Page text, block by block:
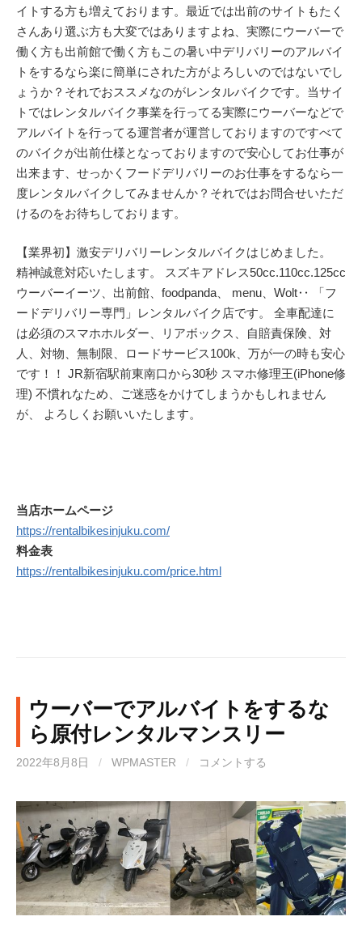
イトする方も増えております。最近では出前のサイトもたく
さんあり選ぶ方も大変ではありますよね、実際にウーバーで
働く方も出前館で働く方もこの暑い中デリバリーのアルバイ
トをするなら楽に簡単にされた方がよろしいのではないでし
ょうか？それでおススメなのがレンタルバイクです。当サイ
トではレンタルバイク事業を行ってる実際にウーバーなどで
アルバイトを行ってる運営者が運営しておりますのですべて
のバイクが出前仕様となっておりますので安心してお仕事が
出来ます、せっかくフードデリバリーのお仕事をするなら一
度レンタルバイクしてみませんか？それではお問合せいただ
けるのをお待ちしております。
【業界初】激安デリバリーレンタルバイクはじめました。
精神誠意対応いたします。 スズキアドレス50cc.110cc.125cc
ウーバーイーツ、出前館、foodpanda、 menu、Wolt‥ 「フ
ードデリバリー専門」レンタルバイク店です。 全車配達に
は必須のスマホホルダー、リアボックス、自賠責保険、対
人、対物、無制限、ロードサービス100k、万が一の時も安心
です！！ JR新宿駅前東南口から30秒 スマホ修理王(iPhone修
理) 不慣れなため、ご迷惑をかけてしまうかもしれません
が、 よろしくお願いいたします。
当店ホームページ
https://rentalbikesinjuku.com/
料金表
https://rentalbikesinjuku.com/price.html
ウーバーでアルバイトをするな
ら原付レンタルマンスリー
2022年8月8日 / WPMASTER / コメントする